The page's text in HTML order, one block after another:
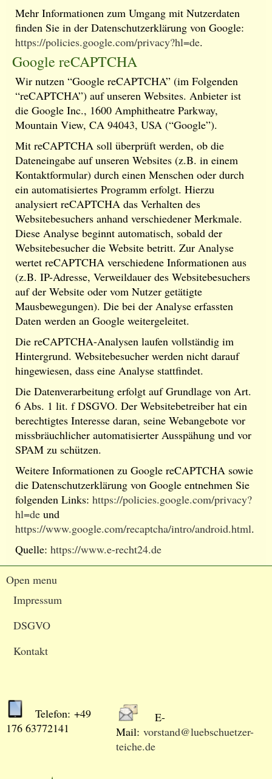
Mehr Informationen zum Umgang mit Nutzerdaten
finden Sie in der Datenschutzerklärung von Google:
https://policies.google.com/privacy?hl=de.
Google reCAPTCHA
Wir nutzen “Google reCAPTCHA” (im Folgenden
“reCAPTCHA”) auf unseren Websites. Anbieter ist
die Google Inc., 1600 Amphitheatre Parkway,
Mountain View, CA 94043, USA (“Google”).
Mit reCAPTCHA soll überprüft werden, ob die
Dateneingabe auf unseren Websites (z.B. in einem
Kontaktformular) durch einen Menschen oder durch
ein automatisiertes Programm erfolgt. Hierzu
analysiert reCAPTCHA das Verhalten des
Websitebesuchers anhand verschiedener Merkmale.
Diese Analyse beginnt automatisch, sobald der
Websitebesucher die Website betritt. Zur Analyse
wertet reCAPTCHA verschiedene Informationen aus
(z.B. IP-Adresse, Verweildauer des Websitebesuchers
auf der Website oder vom Nutzer getätigte
Mausbewegungen). Die bei der Analyse erfassten
Daten werden an Google weitergeleitet.
Die reCAPTCHA-Analysen laufen vollständig im
Hintergrund. Websitebesucher werden nicht darauf
hingewiesen, dass eine Analyse stattfindet.
Die Datenverarbeitung erfolgt auf Grundlage von Art.
6 Abs. 1 lit. f DSGVO. Der Websitebetreiber hat ein
berechtigtes Interesse daran, seine Webangebote vor
missbräuchlicher automatisierter Ausspähung und vor
SPAM zu schützen.
Weitere Informationen zu Google reCAPTCHA sowie
die Datenschutzerklärung von Google entnehmen Sie
folgenden Links: https://policies.google.com/privacy?
hl=de und
https://www.google.com/recaptcha/intro/android.html.
Quelle: https://www.e-recht24.de
Open menu
Impressum
DSGVO
Kontakt
Telefon: +49
176 63772141
E-
Mail: vorstand@luebschuetzer-
teiche.de